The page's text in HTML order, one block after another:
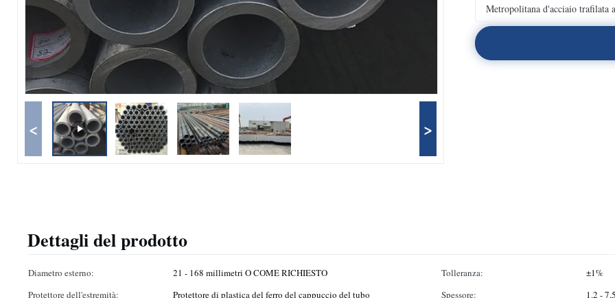
< >
Metropolitana d'acciaio trafilata
Dettagli del prodotto
Diametro esterno: 21 - 168 millimetri O COME RICHIESTO Tolleranza:
±1%
Protettore dell'estremità:
Protettore di plastica del ferro del cappuccio del tubo Spessore:
1.2 -